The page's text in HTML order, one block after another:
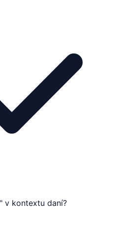
v kontextu daní?